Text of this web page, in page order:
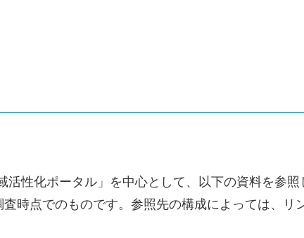
性化ポータル」を中心として、以下の資料を参照
時点でのものです。参照先の構成によっては、リ